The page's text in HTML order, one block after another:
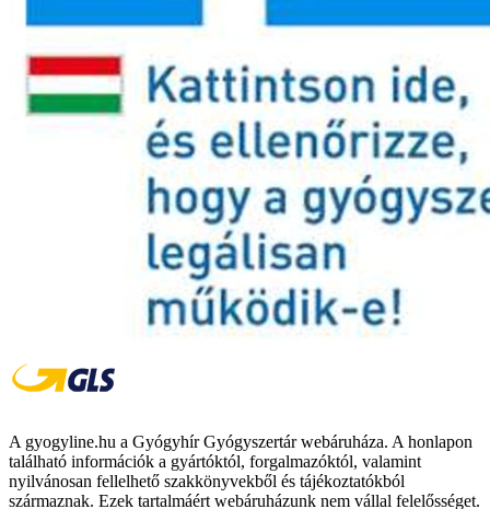
A gyogyline.hu a Gyógyhír Gyógyszertár webáruháza. A honlapon
található információk a gyártóktól, forgalmazóktól, valamint
nyilvánosan fellelhető szakkönyvekből és tájékoztatókból
származnak. Ezek tartalmáért webáruházunk nem vállal felelősséget.